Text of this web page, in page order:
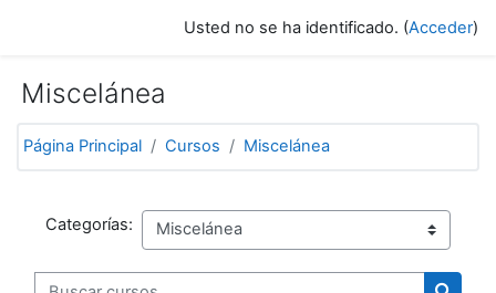
Usted no se ha identificado. (Acceder)
Miscelánea
Página Principal Cursos Miscelánea
Categorías:
Buscar cursos